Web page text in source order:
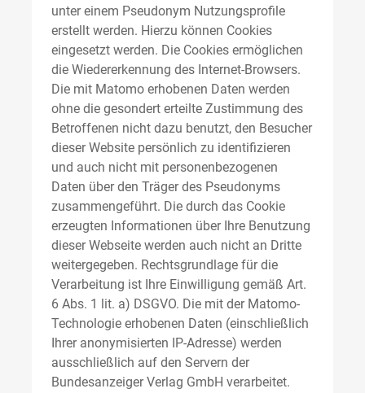
unter einem Pseudonym Nutzungsprofile
erstellt werden. Hierzu können Cookies
eingesetzt werden. Die Cookies ermöglichen
die Wiedererkennung des Internet-Browsers.
Die mit Matomo erhobenen Daten werden
ohne die gesondert erteilte Zustimmung des
Betroffenen nicht dazu benutzt, den Besucher
dieser Website persönlich zu identifizieren
und auch nicht mit personenbezogenen
Daten über den Träger des Pseudonyms
zusammengeführt. Die durch das Cookie
erzeugten Informationen über Ihre Benutzung
dieser Webseite werden auch nicht an Dritte
weitergegeben. Rechtsgrundlage für die
Verarbeitung ist Ihre Einwilligung gemäß Art.
6 Abs. 1 lit. a) DSGVO. Die mit der Matomo-
Technologie erhobenen Daten (einschließlich
Ihrer anonymisierten IP-Adresse) werden
ausschließlich auf den Servern der
Bundesanzeiger Verlag GmbH verarbeitet.